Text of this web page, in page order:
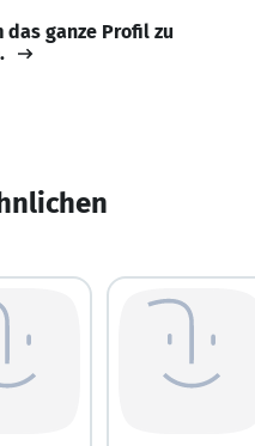
das ganze Profil zu